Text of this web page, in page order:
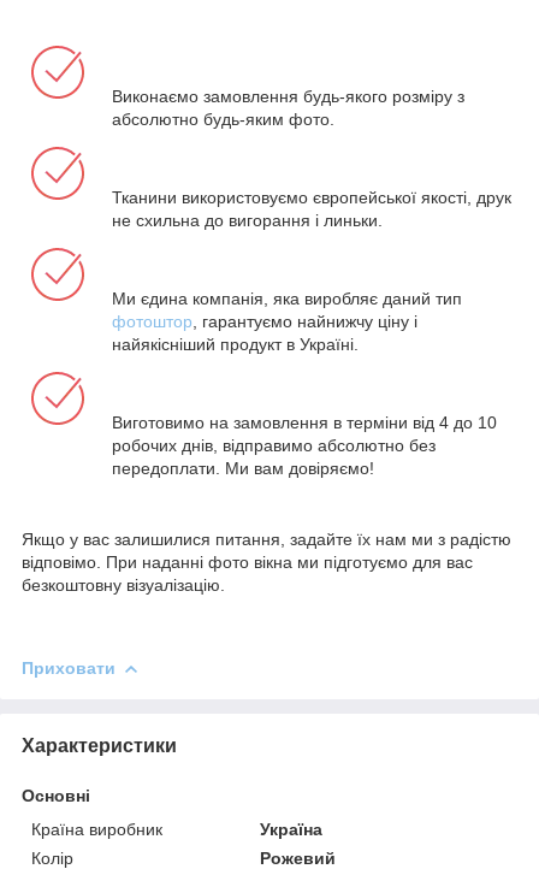
Виконаємо замовлення будь-якого розміру з
абсолютно будь-яким фото.
Тканини використовуємо європейської якості, друк
не схильна до вигорання і линьки.
Ми єдина компанія, яка виробляє даний тип
фотоштор , гарантуємо найнижчу ціну і
найякісніший продукт в Україні.
Виготовимо на замовлення в терміни від 4 до 10
робочих днів, відправимо абсолютно без
передоплати. Ми вам довіряємо!
Якщо у вас залишилися питання, задайте їх нам ми з радістю
відповімо. При наданні фото вікна ми підготуємо для вас
безкоштовну візуалізацію.
Приховати
Характеристики
Основні
Країна виробник
Україна
Колір
Рожевий